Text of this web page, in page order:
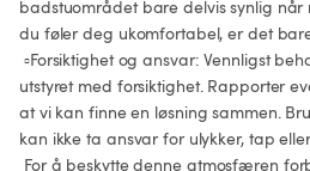
badstuområdet bare delvis synlig når
du føler deg ukomfortabel, er det
utstyret med forsiktighet. Rapporter
at vi kan finne en løsning sammen.
kan ikke ta ansvar for ulykker, tap